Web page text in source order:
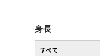
身長
すべて